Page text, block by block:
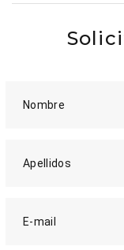
Nombre
Apellidos
E-mail